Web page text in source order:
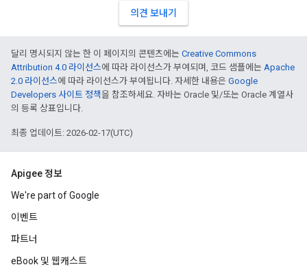
의견 보내기
달리 명시되지 않는 한 이 페이지의 콘텐츠에는 Creative Commons
Attribution 4.0 라이선스에 따라 라이선스가 부여되며, 코드 샘플에는 Apache
2.0 라이선스에 따라 라이선스가 부여됩니다. 자세한 내용은 Google
Developers 사이트 정책을 참조하세요. 자바는 Oracle 및/또는 Oracle 계열사
의 등록 상표입니다.
최종 업데이트: 2026-02-17(UTC)
Apigee 정보
We're part of Google
이벤트
파트너
eBook 및 웹캐스트